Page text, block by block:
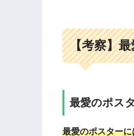
【考察】
最愛のポス
最愛のポスター